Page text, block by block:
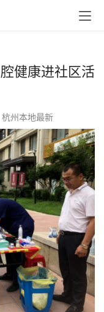
健康进社区活
杭州本地最新